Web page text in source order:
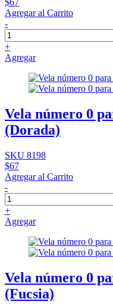
$67
Agregar al Carrito
-
+
Agregar
Vela número 0
(Dorada)
SKU 8198
$67
Agregar al Carrito
-
+
Agregar
Vela número 0
(Fucsia)